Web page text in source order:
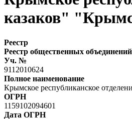
казаков"
Реестр
Реестр общественных объединений
Уч. №
9112010624
Полное наименование
Крымское республиканское
ОГРН
1159102094601
Дата ОГРН